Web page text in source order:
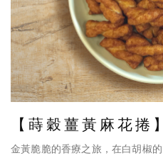
【蒔穀薑黃麻花捲】
金黃脆脆的香療之旅，在白胡椒